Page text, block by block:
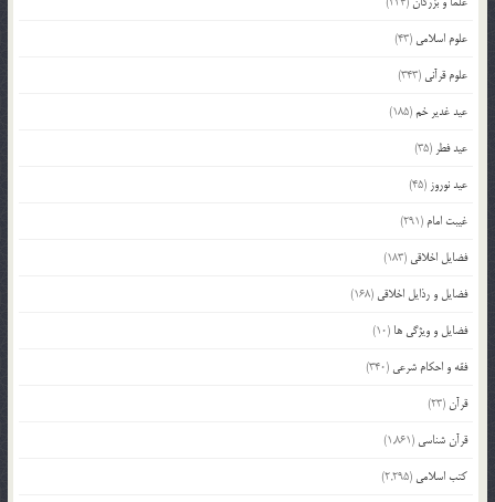
علوم اسلامی (43)
علوم قرآنی (343)
عید غدیر خم(185)
عید فطر (35)
عید نوروز (45)
غیبت امام (291)
فضایل اخلاقی (183)
فضایل و رذایل اخلاقی (168)
فضایل و ویژگی ها (10)
فقه و احکام شرعی (340)
قرآن(23)
قرآن شناسی (1,861)
کتب اسلامی (2,295)